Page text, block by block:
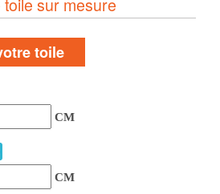
sur mesure
toile
CM
CM